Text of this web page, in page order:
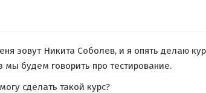
зовут Никита Соболев, и я опять делаю
мы будем говорить про тестирование.
сделать такой курс?